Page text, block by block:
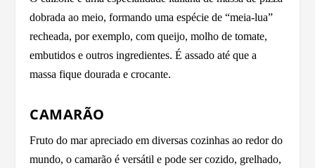
dobrada ao meio, formando uma espécie de “meia-lua”
recheada, por exemplo, com queijo, molho de tomate,
embutidos e outros ingredientes. É assado até que a
massa fique dourada e crocante.
CAMARÃO
Fruto do mar apreciado em diversas cozinhas ao redor do
mundo, o camarão é versátil e pode ser cozido, grelhado,